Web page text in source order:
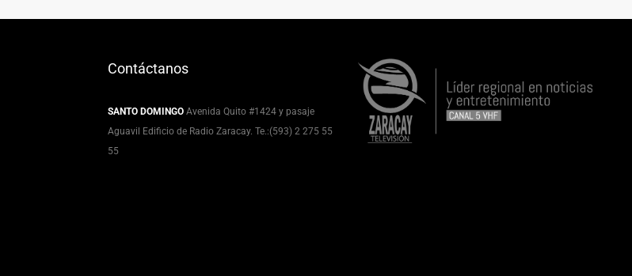
Contáctanos
SANTO DOMINGO Avenida Quito #1424 y pasaje
Aguavil Edificio de Radio Zaracay. Te.:(593) 2 275 55
55